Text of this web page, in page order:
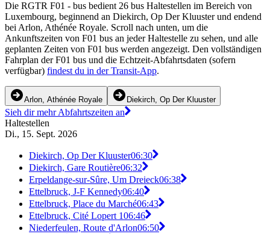
Die RGTR F01 - bus bedient 26 bus Haltestellen im Bereich von
Luxembourg, beginnend an Diekirch, Op Der Kluuster und endend
bei Arlon, Athénée Royale. Scroll nach unten, um die
Ankunftszeiten von F01 bus an jeder Haltestelle zu sehen, und alle
geplanten Zeiten von F01 bus werden angezeigt. Den vollständigen
Fahrplan der F01 bus und die Echtzeit-Abfahrtsdaten (sofern
verfügbar) findest du in der Transit-App.
Arlon, Athénée Royale Diekirch, Op Der Kluuster
Sieh dir mehr Abfahrtszeiten an
Haltestellen
Di., 15. Sept. 2026
Diekirch, Op Der Kluuster06:30
Diekirch, Gare Routière06:32
Erpeldange-sur-Sûre, Um Dreieck06:38
Ettelbruck, J-F Kennedy06:40
Ettelbruck, Place du Marché06:43
Ettelbruck, Cité Lopert 106:46
Niederfeulen, Route d'Arlon06:50